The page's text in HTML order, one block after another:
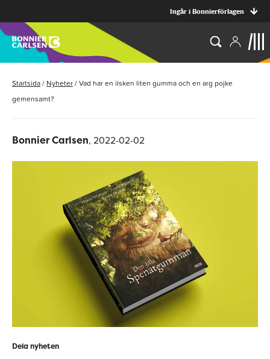
Ingår i Bonnierförlagen
Startsida/ Nyheter/Vad har en ilsken liten gumma och en arg pojke
gemensamt?
Bonnier Carlsen, 2022-02-02
Dela nyheten